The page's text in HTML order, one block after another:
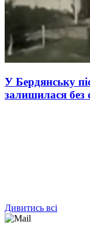
У Бердянську
залишилася без
Дивитись всі